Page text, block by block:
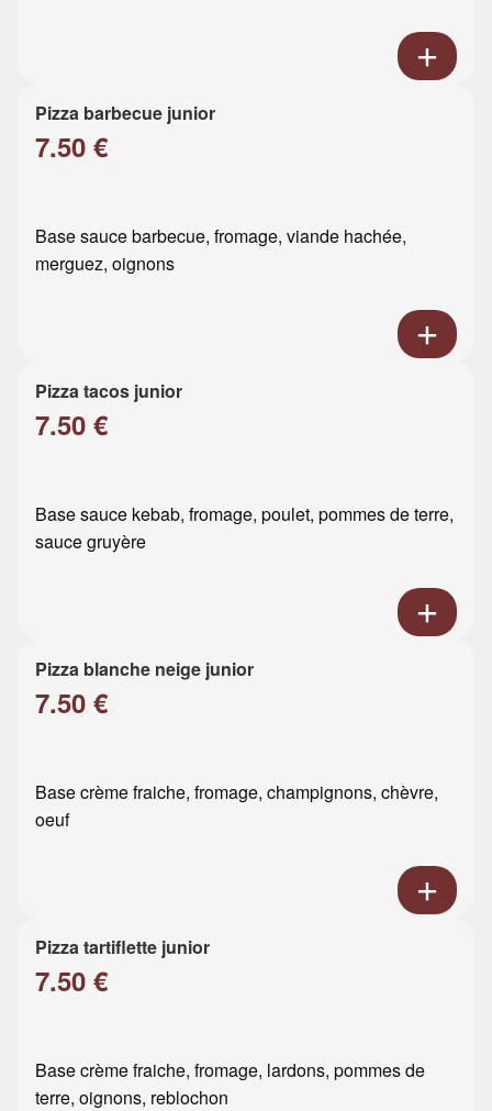
Pizza barbecue junior
7.50 €
Base sauce barbecue, fromage, viande hachée,
merguez, oignons
Pizza tacos junior
7.50 €
Base sauce kebab, fromage, poulet, pommes de terre,
sauce gruyère
Pizza blanche neige junior
7.50 €
Base crème fraiche, fromage, champignons, chèvre,
oeuf
Pizza tartiflette junior
7.50 €
Base crème fraiche, fromage, lardons, pommes de
terre, oignons, reblochon